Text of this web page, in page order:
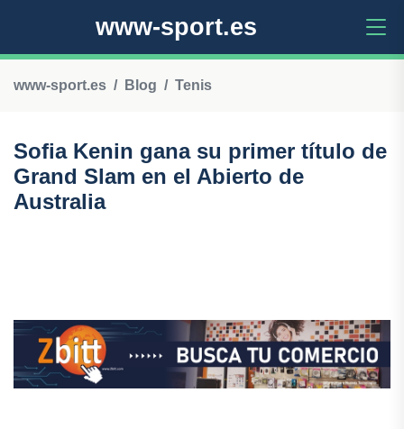
www-sport.es
www-sport.es Blog Tenis
Sofia Kenin gana su primer título de
Grand Slam en el Abierto de
Australia